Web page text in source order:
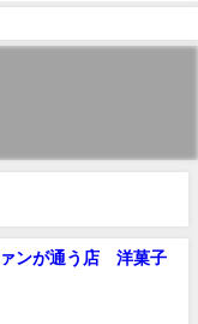
ンが通う店 洋菓子